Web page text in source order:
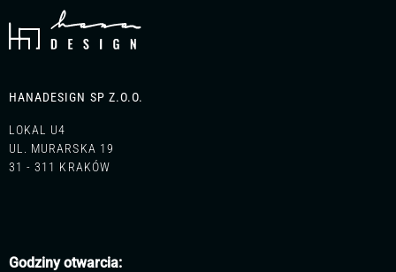
HANADESIGN SP Z.O.O.
LOKAL U4
UL. MURARSKA 19
31 - 311 KRAKÓW
Godziny otwarcia: